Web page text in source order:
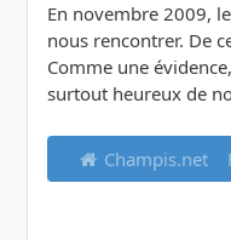
En novembre 2009,
nous rencontrer. De
Comme une
surtout heureux de
Champis.net